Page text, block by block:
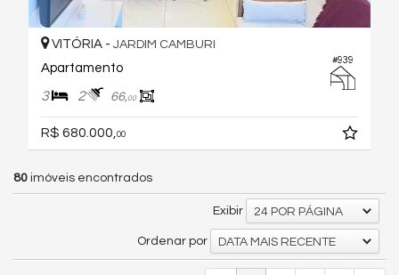
#939
VITÓRIA - JARDIM CAMBURI
Apartamento
3 2 66,00
R$ 680.000, 00
80 imóveis encontrados
Exibir 24 POR PÁGINA
Ordenar por DATA MAIS RECENTE